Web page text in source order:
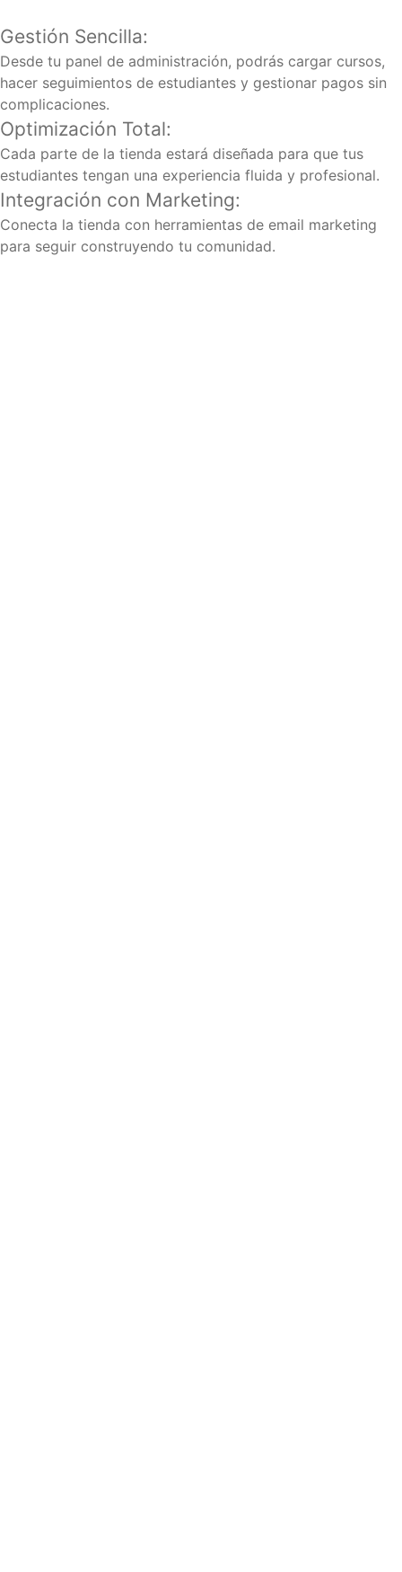
Gestión Sencilla:
Desde tu panel de administración, podrás cargar cursos,
hacer seguimientos de estudiantes y gestionar pagos sin
complicaciones.
Optimización Total:
Cada parte de la tienda estará diseñada para que tus
estudiantes tengan una experiencia fluida y profesional.
Integración con Marketing:
Conecta la tienda con herramientas de email marketing
para seguir construyendo tu comunidad.